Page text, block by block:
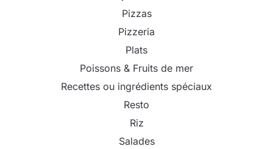
Pizzas
Pizzeria
Plats
Poissons & Fruits de mer
Recettes ou ingrédients spéciaux
Resto
Riz
Salades